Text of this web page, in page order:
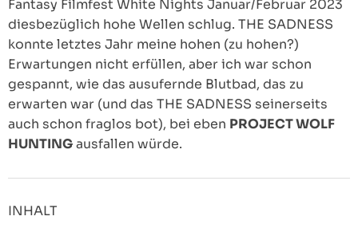
Fantasy Filmfest White Nights Januar/Februar 2023
diesbezüglich hohe Wellen schlug. THE SADNESS
konnte letztes Jahr meine hohen (zu hohen?)
Erwartungen nicht erfüllen, aber ich war schon
gespannt, wie das ausufernde Blutbad, das zu
erwarten war (und das THE SADNESS seinerseits
auch schon fraglos bot), bei eben PROJECT WOLF
HUNTINGausfallen würde.
INHALT